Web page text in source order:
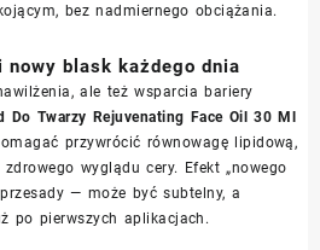
bez nadmiernego obciążania.
nowy blask każdego dnia
ale też wsparcia bariery
Do Twarzy Rejuvenating Face Oil 30 Ml
przywrócić równowagę lipidową,
wyglądu cery. Efekt „nowego
— może być subtelny, a
po pierwszych aplikacjach.